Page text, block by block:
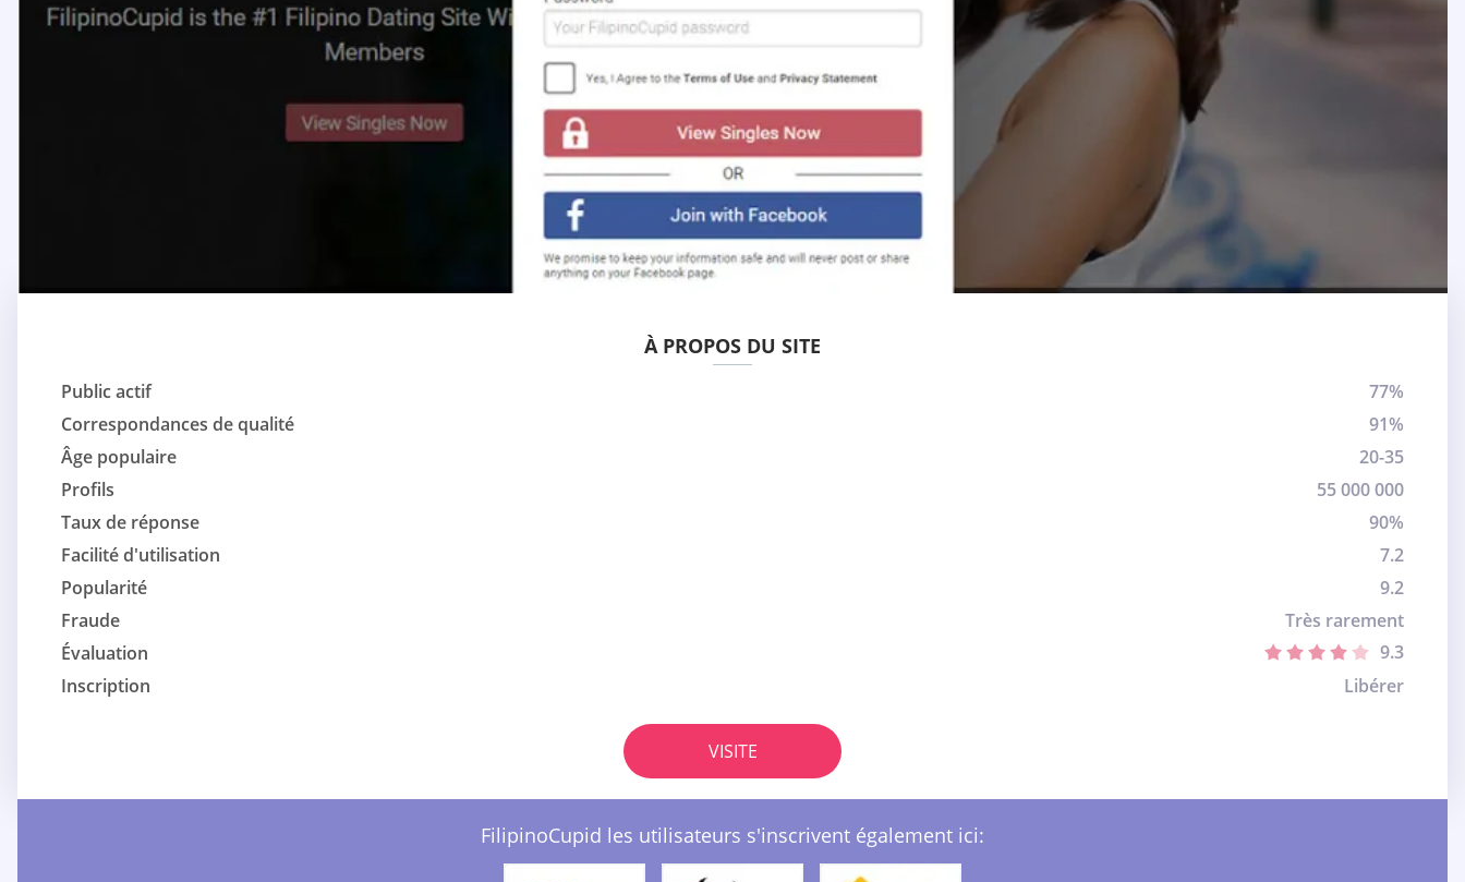
À PROPOS DU SITE
Public actif
77%
Correspondances de qualité
91%
Âge populaire
20-35
Profils
55 000 000
Taux de réponse
90%
Facilité d'utilisation
7.2
Popularité
9.2
Fraude
Très rarement
Évaluation
9.3
Inscription
Libérer
VISITE
FilipinoCupid les utilisateurs s'inscrivent également ici: